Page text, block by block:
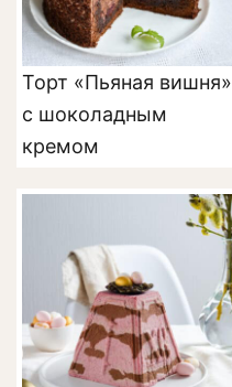
Торт «Пьяная вишня»
с шоколадным
кремом